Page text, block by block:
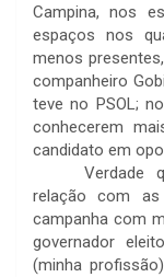
Campina, nos
espaços nos
menos
companheiro
teve no PSOL;
conhecerem
candidato em
Verdade
relação com
campanha com
governador
(minha